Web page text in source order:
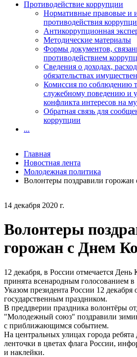
14 декабря 2020 г.
Волонтеры
горожан с Днем
12 декабря, в России отмечается
принята всенародным голосованием в
Указом президента России 12 декабря
государственным праздником.
В преддверии праздника волонтёры
"Молодежный союз" поздравили
с приближающимся событием.
На центральных улицах города
ленточки в цветах флага России,
и наклейки.
Противодействие коррупции
Нормативные правовые и
противодействия
Антикоррупционная
Методические материалы
Формы документов,
противодействием
Сведения о доходах,
обязательствах
Комиссия по соблюдению
служебному поведению и
конфликта интересов на
Обратная связь для
коррупции
...
Главная
Новостная лента
Молодежная политика
Волонтеры поздравили